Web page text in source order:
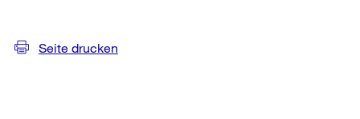
Seite drucken